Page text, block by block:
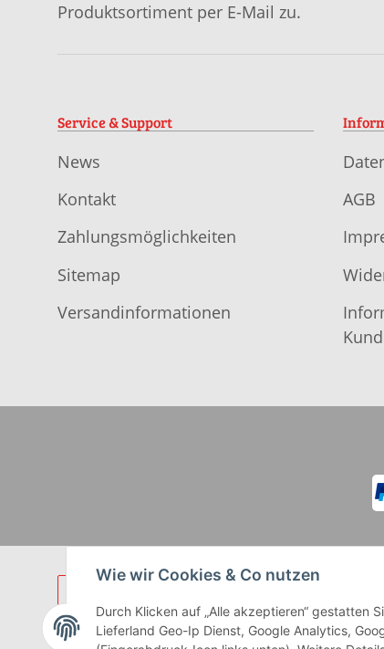
Produktsortiment per E-Mail zu.
Service & Support
News
Kontakt
Zahlungsmöglichkeiten
Sitemap
Versandinformationen
AGB
Wie wir Cookies & Co nutzen
Durch Klicken auf „Alle akzeptieren“ gestatten
Lieferland Geo-Ip Dienst, Google Analytics,